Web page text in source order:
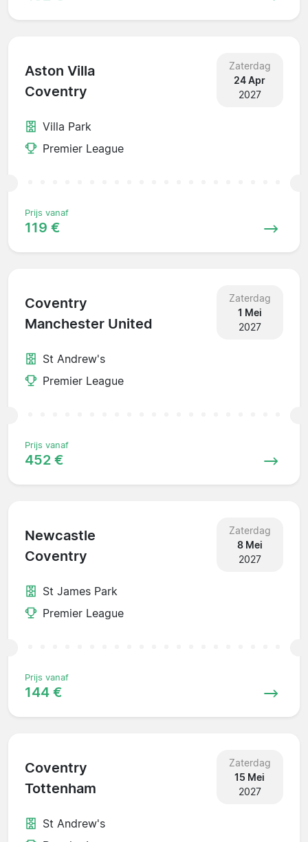
Aston Villa
Coventry
Zaterdag
24 Apr
2027
Villa Park
Premier League
Prijs vanaf
119 €
Coventry
Manchester United
Zaterdag
1 Mei
2027
St Andrew's
Premier League
Prijs vanaf
452 €
Newcastle
Coventry
Zaterdag
8 Mei
2027
St James Park
Premier League
Prijs vanaf
144 €
Coventry
Tottenham
Zaterdag
15 Mei
2027
St Andrew's